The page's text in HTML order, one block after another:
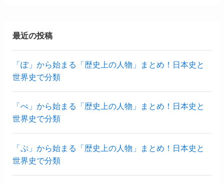
最近の投稿
「ぽ」から始まる「歴史上の人物」まとめ！日本史と
世界史で分類
「ぺ」から始まる「歴史上の人物」まとめ！日本史と
世界史で分類
「ぷ」から始まる「歴史上の人物」まとめ！日本史と
世界史で分類